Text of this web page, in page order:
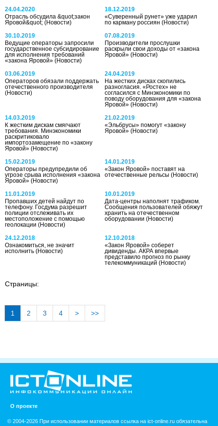
24.04.2020
Отрасль обсудила &quot;закон
Яровой&quot; (Новости)
18.12.2019
«Суверенный рунет» уже ударил
по карману россиян(Новости)
30.10.2019
Ведущие операторы запросили
государственное субсидирование
для исполнения требований
«закона Яровой» (Новости)
07.08.2019
Производители прослушки
раскрыли свои доходы от «закона
Яровой»(Новости)
03.06.2019
Операторов обязали поддержать
отечественного производителя
(Новости)
24.04.2019
На жестких дисках скопились
разногласия. «Ростех» не
согласился с Минэкономики по
поводу оборудования для «закона
Яровой»(Новости)
14.03.2019
К жестким дискам смягчают
требования. Минэкономики
раскритиковало
импортозамещение по «закону
Яровой» (Новости)
21.02.2019
«Эльбрусы» помогут «закону
Яровой»(Новости)
15.02.2019
Операторы предупредили об
угрозе срыва исполнения «закона
Яровой» (Новости)
14.01.2019
«Закон Яровой» поставят на
отечественные рельсы(Новости)
11.01.2019
Пропавших детей найдут по
телефону. Госдума разрешит
полиции отслеживать их
местоположение с помощью
геолокации (Новости)
10.01.2019
Дата-центры наполнят трафиком.
Сообщения пользователей обяжут
хранить на отечественном
оборудовании(Новости)
24.12.2018
Ознакомиться, не значит
исполнить (Новости)
12.10.2018
«Закон Яровой» соберет
дивиденды. АКРА впервые
представило прогноз по рынку
телекоммуникаций(Новости)
Страницы:
1 2 3 4 > >>
О проекте
© 2004-2026 При использовании материалов ссылка на ict-online.ru обязательна